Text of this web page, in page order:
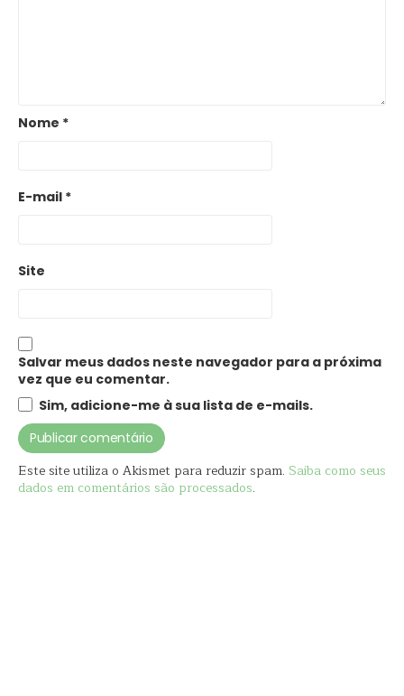
Nome *
E-mail *
Site
Salvar meus dados neste navegador para a próxima
vez que eu comentar.
Sim, adicione-me à sua lista de e-mails.
Este site utiliza o Akismet para reduzir spam. Saiba como seus
dados em comentários são processados.